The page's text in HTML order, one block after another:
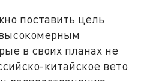
поставить цель
в своих планах не
китайское вето